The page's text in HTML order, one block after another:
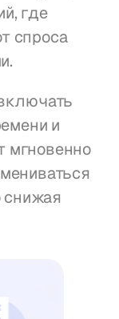
где
спроса
и
мгновенно
снижая